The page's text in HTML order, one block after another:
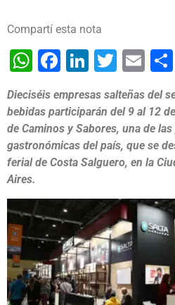
Compartí esta nota
WhatsApp
Facebook
LinkedIn
Twitter
Dieciséis empresas salteñas del
bebidas participarán del 9 al 12
de Caminos y Sabores, una de
gastronómicas del país, que se
ferial de Costa Salguero, en la
Aires.